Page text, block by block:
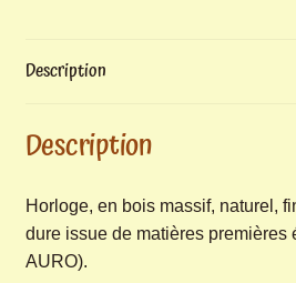
Description
Description
Horloge, en bois massif, naturel,
dure issue de matières premières
AURO).